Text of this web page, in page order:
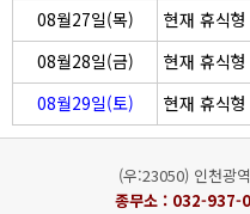
08월27일(목)
현재 휴식
08월28일(금)
현재 휴식
08월29일(토)
현재 휴식
(우:23050) 인천광
종무소 : 032-937-